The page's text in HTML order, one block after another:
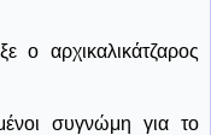
αρχικαλικάτζαρος
συγνώμη για το